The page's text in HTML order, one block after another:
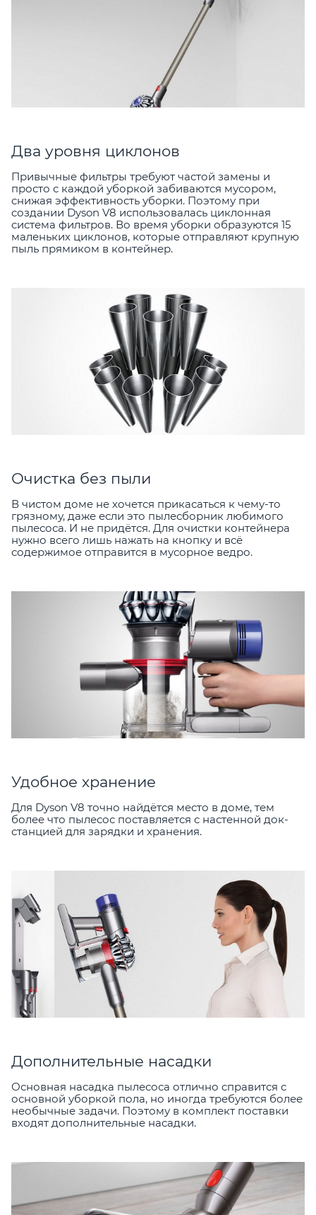
Два уровня циклонов
Привычные фильтры требуют частой замены и
просто с каждой уборкой забиваются мусором,
снижая эффективность уборки. Поэтому при
создании Dyson V8 использовалась циклонная
система фильтров. Во время уборки образуются 15
маленьких циклонов, которые отправляют крупную
пыль прямиком в контейнер.
Очистка без пыли
В чистом доме не хочется прикасаться к чему-то
грязному, даже если это пылесборник любимого
пылесоса. И не придётся. Для очистки контейнера
нужно всего лишь нажать на кнопку и всё
содержимое отправится в мусорное ведро.
Удобное хранение
Для Dyson V8 точно найдётся место в доме, тем
более что пылесос поставляется с настенной док-
станцией для зарядки и хранения.
Дополнительные насадки
Основная насадка пылесоса отлично справится с
основной уборкой пола, но иногда требуются более
необычные задачи. Поэтому в комплект поставки
входят дополнительные насадки.